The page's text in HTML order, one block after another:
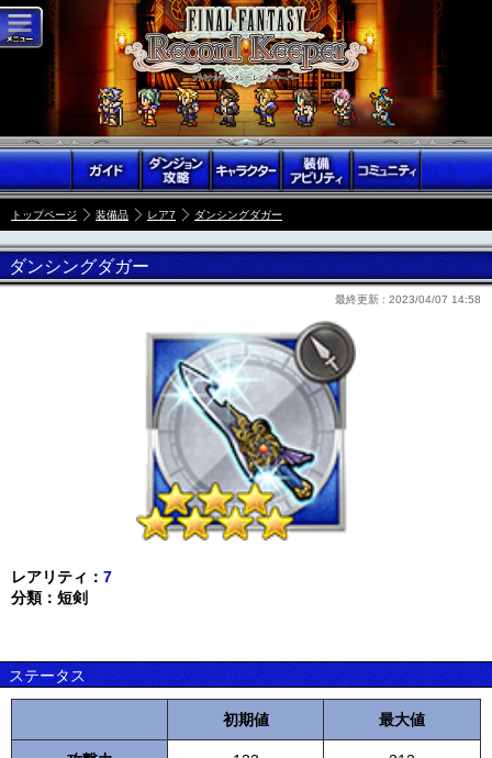
トップページ 装備品 レア7 ダンシングダガー
ダンシングダガー
最終更新 : 2023/04/07 14:58
レアリティ： 7
分類：短剣
ステータス
初期値 最大値